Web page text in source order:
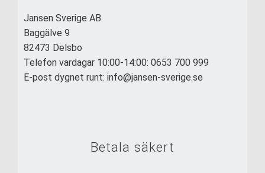
Jansen Sverige AB
Baggälve 9
82473 Delsbo
Telefon vardagar 10:00-14:00: 0653 700 999
E-post dygnet runt: info@jansen-sverige.se
Betala säkert